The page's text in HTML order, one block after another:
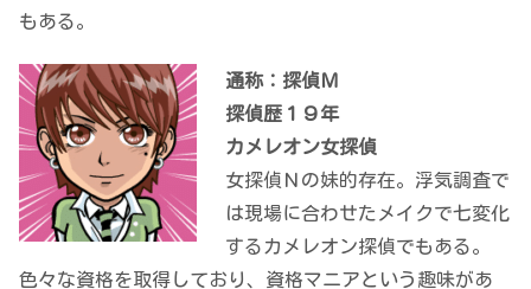
もある。
通称：探偵Ｍ
探偵歴１９年
カメレオン女探偵
女探偵Ｎの妹的存在。浮気調査で
は現場に合わせたメイクで七変化
するカメレオン探偵でもある。
色々な資格を取得しており、資格マニアという趣味があ